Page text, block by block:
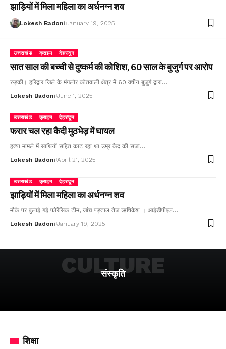
झाड़ियों में मिला महिला का अर्धनग्न शव
Lokesh Badoni January 19, 2025
उत्तराखंड क्राइम देहरादून
सात साल की बच्ची से दुष्कर्म की कोशिश, 60 साल के बुजुर्ग पर आरोप
रुड़की। हरिद्वार जिले के मंगलौर कोतवाली क्षेत्र में 60 वर्षीय बुजुर्ग द्वारा…
Lokesh Badoni June 1, 2025
उत्तराखंड क्राइम देहरादून
फरार चल रहा कैदी मुठभेड़ में घायल
हत्या मामले में साथियों सहित काट रहा था उम्र कैद की सजा…
Lokesh Badoni April 21, 2025
उत्तराखंड क्राइम देहरादून
झाड़ियों में मिला महिला का अर्धनग्न शव
मौके पर बुलाई गई फोरेंसिक टीम, जांच पड़ताल तेज ऋषिकेश । आईडीपीएल…
Lokesh Badoni January 19, 2025
संस्कृति
CULTURE
शिक्षा